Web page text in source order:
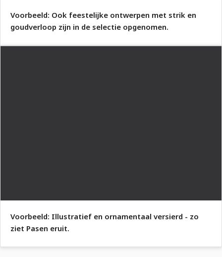
Voorbeeld: Ook feestelijke ontwerpen met strik en
goudverloop zijn in de selectie opgenomen.
Voorbeeld: Illustratief en ornamentaal versierd - zo
ziet Pasen eruit.